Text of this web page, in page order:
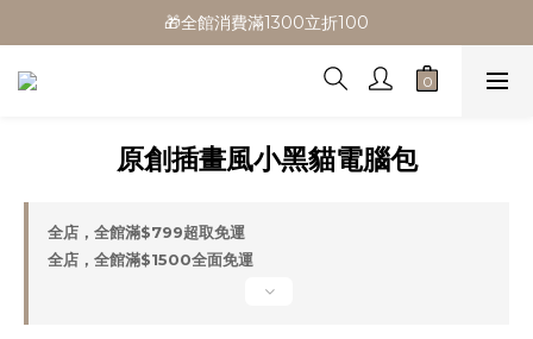
🎁全館消費滿1300立折100
🎁全館消費滿1300立折100
🎉新會員首購/超取免運
🎁全館消費滿1300立折100
原創插畫風小黑貓電腦包
全店，全館滿$799超取免運
全店，全館滿$1500全面免運